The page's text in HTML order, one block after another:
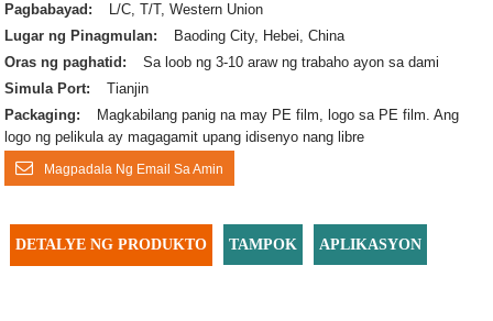
Pagbabayad:
L/C, T/T, Western Union
Lugar ng Pinagmulan:
Baoding City, Hebei, China
Oras ng paghatid:
Sa loob ng 3-10 araw ng trabaho ayon sa dami
Simula Port:
Tianjin
Packaging:
Magkabilang panig na may PE film, logo sa PE film. Ang
logo ng pelikula ay magagamit upang idisenyo nang libre
Magpadala Ng Email Sa Amin
DETALYE NG PRODUKTO TAMPOK APLIKASYON